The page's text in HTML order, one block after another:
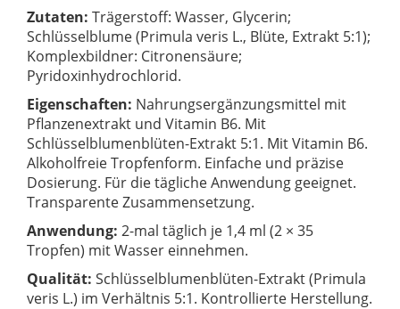
Zutaten: Trägerstoff: Wasser, Glycerin;
Schlüsselblume (Primula veris L., Blüte, Extrakt 5:1);
Komplexbildner: Citronensäure;
Pyridoxinhydrochlorid.
Eigenschaften: Nahrungsergänzungsmittel mit
Pflanzenextrakt und Vitamin B6. Mit
Schlüsselblumenblüten-Extrakt 5:1. Mit Vitamin B6.
Alkoholfreie Tropfenform. Einfache und präzise
Dosierung. Für die tägliche Anwendung geeignet.
Transparente Zusammensetzung.
Anwendung: 2-mal täglich je 1,4 ml (2 × 35
Tropfen) mit Wasser einnehmen.
Qualität: Schlüsselblumenblüten-Extrakt (Primula
veris L.) im Verhältnis 5:1. Kontrollierte Herstellung.